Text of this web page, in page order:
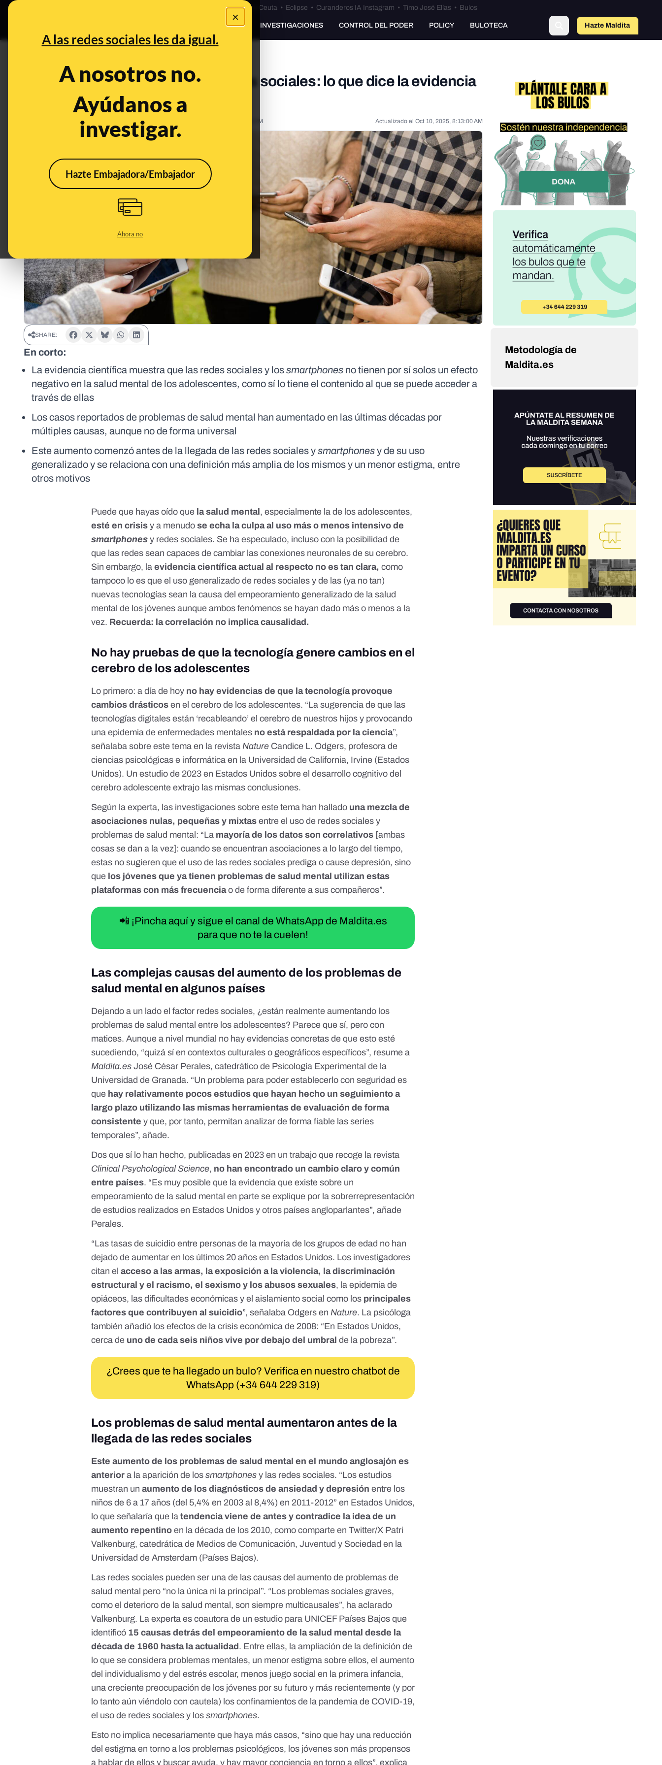
×
A las redes sociales les da igual.
A nosotros no.
Ayúdanos a
investigar.
Hazte Embajadora/Embajador
Ahora no
Especial Ceuta•Bulos Ceuta • Eclipse • Curanderos IA Instagram • Timo José Elías • Bulos
PREBUNKING INVESTIGACIONES CONTROL DEL PODER POLICY BULOTECA Hazte Maldito
Salud mental, smartphones y redes sociales: lo que dice la evidencia
científica
Apr 24, 2024, 12:34:38 PM Actualizado el Oct 10, 2025, 8:13:00 AM
SHARE:
En corto:
La evidencia científica muestra que las redes sociales y lossmartphones no tienen por sí solos un efecto
negativo en la salud mental de los adolescentes, como sí lo tiene el contenido al que se puede acceder a
través de ellas
Los casos reportados de problemas de salud mental han aumentado en las últimas décadas por
múltiples causas, aunque no de forma universal
Este aumento comenzó antes de la llegada de las redes sociales ysmartphonesy de su uso
generalizado y se relaciona con una definición más amplia de los mismos y un menor estigma, entre
otros motivos
Puede que hayas oído que la salud mental , especialmente la de los adolescentes,
esté en crisisy a menudose echa la culpa al uso más o menos intensivo de
smartphones y redes sociales. Se ha especulado, incluso con la posibilidad de
que las redes sean capaces de cambiar las conexiones neuronales de su cerebro.
Sin embargo, laevidencia científica actual al respecto no es tan clara, como
tampoco lo es que el uso generalizado de redes sociales y de las (ya no tan)
nuevas tecnologías sean la causa del empeoramiento generalizado de la salud
mental de los jóvenes aunque ambos fenómenos se hayan dado más o menos a la
vez. Recuerda: la correlación no implica causalidad .
No hay pruebas de que la tecnología genere cambios en el
cerebro de los adolescentes
Lo primero: a día de hoy no hay evidencias de que la tecnología provoque
cambios drásticos en el cerebro de los adolescentes. “La sugerencia de que las
tecnologías digitales están ‘recableando’ el cerebro de nuestros hijos y provocando
una epidemia de enfermedades mentales no está respaldada por la ciencia”,
señalaba sobre este temaen la revistaNature Candice L. Odgers, profesora de
ciencias psicológicas e informática en la Universidad de California, Irvine (Estados
Unidos). Un estudio de 2023 en Estados Unidos sobre el desarrollo cognitivo del
cerebro adolescente extrajo las mismas conclusiones.
Según la experta, las investigaciones sobre este tema han hallado una mezcla de
asociaciones nulas, pequeñas y mixtas entre el uso de redes sociales y
problemas de salud mental: “La mayoría de los datos son correlativos [ambas
cosas se dan a la vez]: cuando se encuentran asociaciones a lo largo del tiempo,
estas no sugieren que el uso de las redes sociales prediga o cause depresión, sino
que los jóvenes que ya tienen problemas de salud mental utilizan estas
plataformas con más frecuenciao de forma diferente a sus compañeros”.
📲 ¡Pincha aquí y sigue el canal de WhatsApp de Maldita.es
para que no te la cuelen!
Las complejas causas del aumento de los problemas de
salud mental en algunos países
Dejando a un lado el factor redes sociales, ¿están realmente aumentando los
problemas de salud mental entre los adolescentes? Parece que sí, pero con
matices. Aunque a nivel mundial no hay evidencias concretas de que esto esté
sucediendo, “quizá sí en contextos culturales o geográficos específicos”, resume a
Maldita.es José César Perales, catedrático de Psicología Experimental de la
Universidad de Granada. “Un problema para poder establecerlo con seguridad es
que hay relativamente pocos estudios que hayan hecho un seguimiento a
largo plazo utilizando las mismas herramientas de evaluación de forma
consistente y que, por tanto, permitan analizar de forma fiable las series
temporales”, añade.
Dos que sí lo han hecho, publicadas en 2023 en un trabajo que recoge la revista
Clinical Psychological Science, no han encontrado un cambio claro y común
entre países. “Es muy posible que la evidencia que existe sobre un
empeoramiento de la salud mental en parte se explique por la sobrerrepresentación
de estudios realizados en Estados Unidos y otros países angloparlantes”, añade
Perales.
“Las tasas de suicidio entre personas de la mayoría de los grupos de edad no han
dejado de aumentar en los últimos 20 años en Estados Unidos. Los investigadores
citan el acceso a las armas, la exposición a la violencia, la discriminación
estructural y el racismo, el sexismo y los abusos sexuales, la epidemia de
opiáceos, las dificultades económicas y el aislamiento social como los principales
factores que contribuyen al suicidio”,señalaba Odgers enNature. La psicóloga
también añadió los efectos de la crisis económica de 2008: “En Estados Unidos,
cerca de uno de cada seis niños vive por debajo del umbralde la pobreza”.
¿Crees que te ha llegado un bulo? Verifica en nuestro chatbot de
WhatsApp (+34 644 229 319)
Los problemas de salud mental aumentaron antes de la
llegada de las redes sociales
Este aumento de los problemas de salud mental en el mundo anglosajón es
anteriora la aparición de lossmartphones y las redes sociales. “Los estudios
muestran unaumento de los diagnósticos de ansiedad y depresión entre los
niños de 6 a 17 años (del 5,4% en 2003 al 8,4%) en 2011-2012”en Estados Unidos,
lo que señalaría que latendencia viene de antes y contradice la idea de un
aumento repentino en la década de los 2010,como comparte en Twitter/X Patri
Valkenburg, catedrática de Medios de Comunicación, Juventud y Sociedad en la
Universidad de Amsterdam (Países Bajos).
Las redes sociales pueden ser una de las causas del aumento de problemas de
salud mental pero “no la única ni la principal”. “Los problemas sociales graves,
como el deterioro de la salud mental, son siempre multicausales”, ha aclarado
Valkenburg. La experta es coautora de un estudio para UNICEF Países Bajos que
identificó 15 causas detrás del empeoramiento de la salud mental desde la
década de 1960 hasta la actualidad . Entre ellas, la ampliación de la definición de
lo que se considera problemas mentales, un menorestigma sobre ellos, el aumento
del individualismo ydel estrés escolar, menos juego social en la primera infancia,
una creciente preocupación de los jóvenes por su futuro y más recientemente (y por
lo tanto aún viéndolo con cautela) los confinamientos de la pandemia de COVID-19,
el uso de redes sociales y lossmartphones.
Esto no implica necesariamente que haya más casos, “sino que hay una reducción
del estigma en torno a los problemas psicológicos, los jóvenes son más propensos
a hablar de ellos y buscar ayuda, y hay mayor conciencia en torno a ellos”, explica
Metodología de
Maldita.es